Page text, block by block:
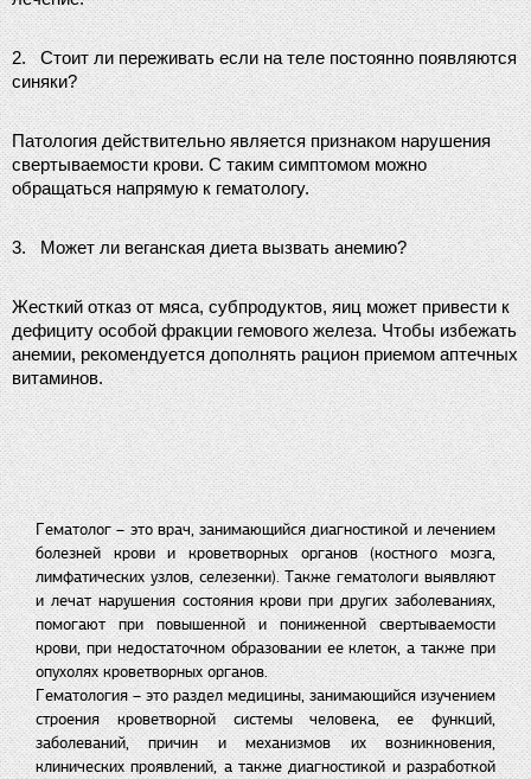
2.
Стоит ли переживать если на теле постоянно появляются
синяки?
Патология действительно является признаком нарушения
свертываемости крови. С таким симптомом можно
обращаться напрямую к гематологу.
3. Может ли веганская диета вызвать анемию?
Жесткий отказ от мяса, субпродуктов, яиц может привести к
дефициту особой фракции гемового железа. Чтобы избежать
анемии, рекомендуется дополнять рацион приемом аптечных
витаминов.
Гематолог – это врач, занимающийся диагностикой и лечением
болезней крови и кроветворных органов (костного мозга,
лимфатических узлов, селезенки). Также гематологи выявляют
и лечат нарушения состояния крови при других заболеваниях,
помогают при повышенной и пониженной свертываемости
крови, при недостаточном образовании ее клеток, а также при
опухолях кроветворных органов.
Гематология – это раздел медицины, занимающийся изучением
строения кроветворной системы человека, ее функций,
заболеваний, причин и механизмов их возникновения,
клинических проявлений, а также диагностикой и разработкой